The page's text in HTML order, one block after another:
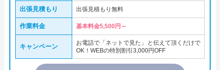
出張見積もり 出張見積もり無料
作業料金 基本料金5,500円～
キャンペーン
お電話で「ネットで見た」と伝えて頂くだけで
OK！WEBの特別割引3,000円OFF